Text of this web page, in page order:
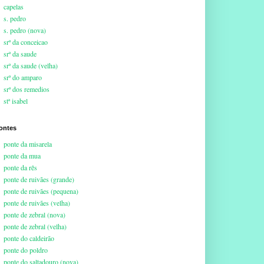
capelas
s. pedro
s. pedro (nova)
srª da conceicao
srª da saude
srª da saude (velha)
srª do amparo
srª dos remedios
stª isabel
ponte da misarela
ponte da mua
ponte da rês
ponte de ruivães (grande)
ponte de ruivães (pequena)
ponte de ruivães (velha)
ponte de zebral (nova)
ponte de zebral (velha)
ponte do caldeirão
ponte do poldro
ponte do saltadouro (nova)